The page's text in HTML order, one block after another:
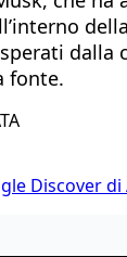
dalla
fonte.
Discover di